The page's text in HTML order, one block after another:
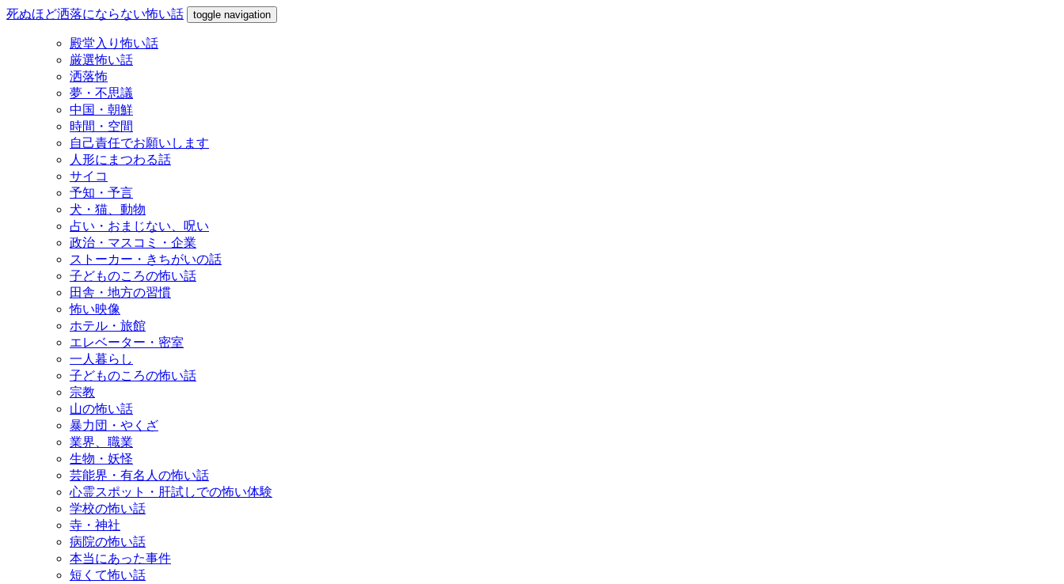
死ぬほど洒落にならない怖い話 toggle navigation
殿堂入り怖い話
厳選怖い話
洒落怖
夢・不思議
中国・朝鮮
時間・空間
自己責任でお願いします
人形にまつわる話
サイコ
予知・予言
犬・猫、動物
占い・おまじない、呪い
政治・マスコミ・企業
ストーカー・きちがいの話
子どものころの怖い話
田舎・地方の習慣
怖い映像
ホテル・旅館
エレベーター・密室
一人暮らし
子どものころの怖い話
宗教
山の怖い話
暴力団・やくざ
業界、職業
生物・妖怪
芸能界・有名人の怖い話
心霊スポット・肝試しでの怖い体験
学校の怖い話
寺・神社
病院の怖い話
本当にあった事件
短くて怖い話